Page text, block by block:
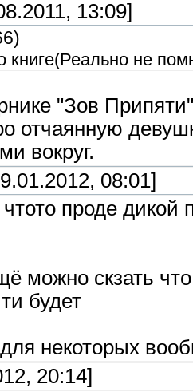
13:09]
)
книге(Реально не
"Зов
отчаянную
вокруг.
08:01]
проде дикой
можно скзать
будет
некоторых
20:14]